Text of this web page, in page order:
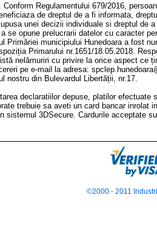
Regulamentului 679/2016,
de dreptul de a fi informata,
unei decizii individuale si dreptul de
se opune prelucrarii datelor cu caracter
Primăriei municipiului Hunedoara a fost
Primarului nr.1651/18.05.2018.
nelămuriri cu privire la orice aspect ce
pe e-mail la adresa:
nostru din Bulevardul Libertății, nr.17.
declaratiilor depuse, platilor efectuate
trebuie sa aveti un card bancar inrolat
sistemul 3DSecure. Cardurile acceptate
©2000 - 2011